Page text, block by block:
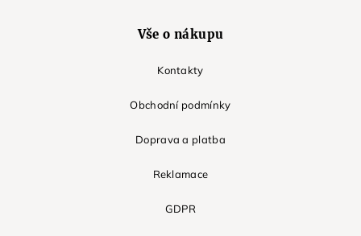
Vše o nákupu
Kontakty
Obchodní podmínky
Doprava a platba
Reklamace
GDPR